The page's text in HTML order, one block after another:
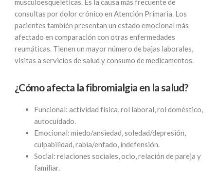
musculoesqueléticas. Es la causa más frecuente de
consultas por dolor crónico en Atención Primaria. Los
pacientes también presentan un estado emocional más
afectado en comparación con otras enfermedades
reumáticas. Tienen un mayor número de bajas laborales,
visitas a servicios de salud y consumo de medicamentos.
¿Cómo afecta la fibromialgia en la salud?
Funcional: actividad física, rol laboral, rol doméstico,
autocuidado.
Emocional: miedo/ansiedad, soledad/depresión,
culpabilidad, rabia/enfado, indefensión.
Social: relaciones sociales, ocio, relación de pareja y
familiar.